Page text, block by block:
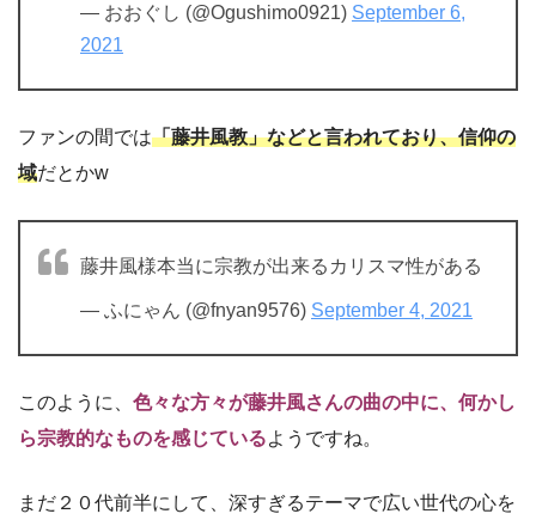
— おおぐし (@Ogushimo0921) September 6,
2021
ファンの間では「藤井風教」などと言われており、信仰の
域だとかw
藤井風様本当に宗教が出来るカリスマ性がある
— ふにゃん (@fnyan9576) September 4, 2021
このように、 色々な方々が藤井風さんの曲の中に、何かし
ら宗教的なものを感じているようですね。
まだ２０代前半にして、深すぎるテーマで広い世代の心を